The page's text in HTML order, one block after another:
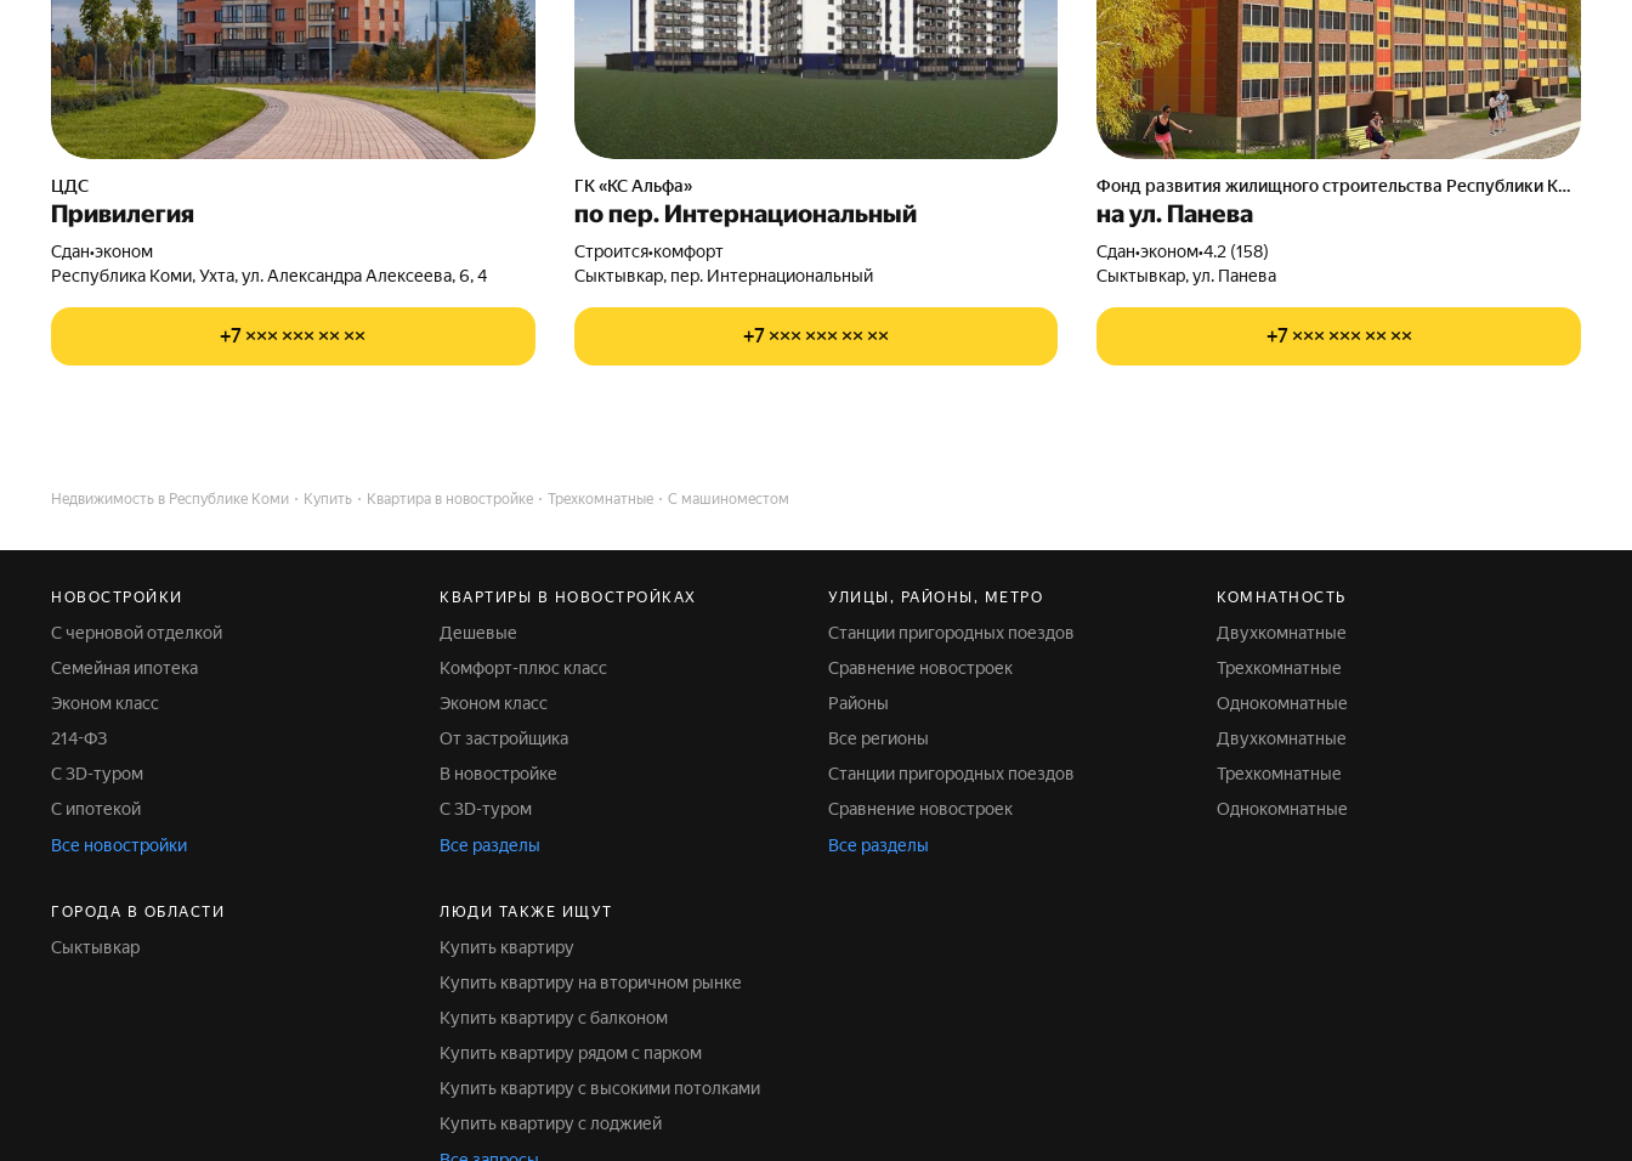
ЦДС
Привилегия
Сдан•эконом
Республика Коми, Ухта, ул. Александра Алексеева, 6, 4
+7 ××× ××× ×× ××
ГК «КС Альфа»
по пер. Интернациональный
Строится•комфорт
Сыктывкар, пер. Интернациональный
+7 ××× ××× ×× ××
Фонд развития жилищного строительства Республики Коми
на ул. Панева
Сдан•эконом•4.2 (158)
Сыктывкар, ул. Панева
+7 ××× ××× ×× ××
Недвижимость в Республике Коми Купить Квартира в новостройке Трехкомнатные С машиноместом
НОВОСТРОЙКИ
С черновой отделкой
Семейная ипотека
Эконом класс
214-ФЗ
С 3D-туром
С ипотекой
Все новостройки
КВАРТИРЫ В НОВОСТРОЙКАХ
Дешевые
Комфорт-плюс класс
Эконом класс
От застройщика
В новостройке
С 3D-туром
Все разделы
УЛИЦЫ, РАЙОНЫ, МЕТРО
Станции пригородных поездов
Сравнение новостроек
Районы
Все регионы
Станции пригородных поездов
Сравнение новостроек
Все разделы
КОМНАТНОСТЬ
Двухкомнатные
Трехкомнатные
Однокомнатные
Двухкомнатные
Трехкомнатные
Однокомнатные
ГОРОДА В ОБЛАСТИ
Сыктывкар
ЛЮДИ ТАКЖЕ ИЩУТ
Купить квартиру
Купить квартиру на вторичном рынке
Купить квартиру с балконом
Купить квартиру рядом с парком
Купить квартиру с высокими потолками
Купить квартиру с лоджией